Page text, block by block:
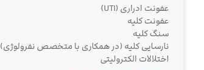
عفونت ادراری (UTI)
عفونت کلیه
سنگ کلیه
نارسایی کلیه (در همکاری با متخصص نفرولوژی)
اختلالات الکترولیتی